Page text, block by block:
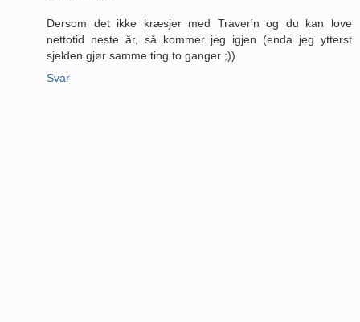
Dersom det ikke kræsjer med Traver'n og du kan love
nettotid neste år, så kommer jeg igjen (enda jeg ytterst
sjelden gjør samme ting to ganger ;))
Svar